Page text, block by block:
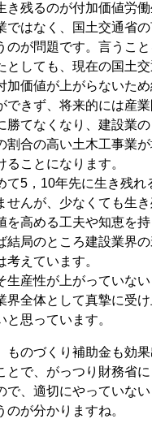
き残るのが付加価値労
ではなく、国土交通省
のが問題です。言うこ
としても、現在の国土
加価値が上がらないた
できず、将来的には産
勝てなくなり、建設業
割合の高い土木工事業
ることになります。
て5，10年先に生き残れ
せんが、少なくても生
を高める工夫や知恵を
結局のところ建設業界
考えています。
生産性が上がっていな
界全体として真摯に受
と思っています。
ものづくり補助金も効
とで、がっつり財務省
で、適切にやっていな
のが分かりますね。